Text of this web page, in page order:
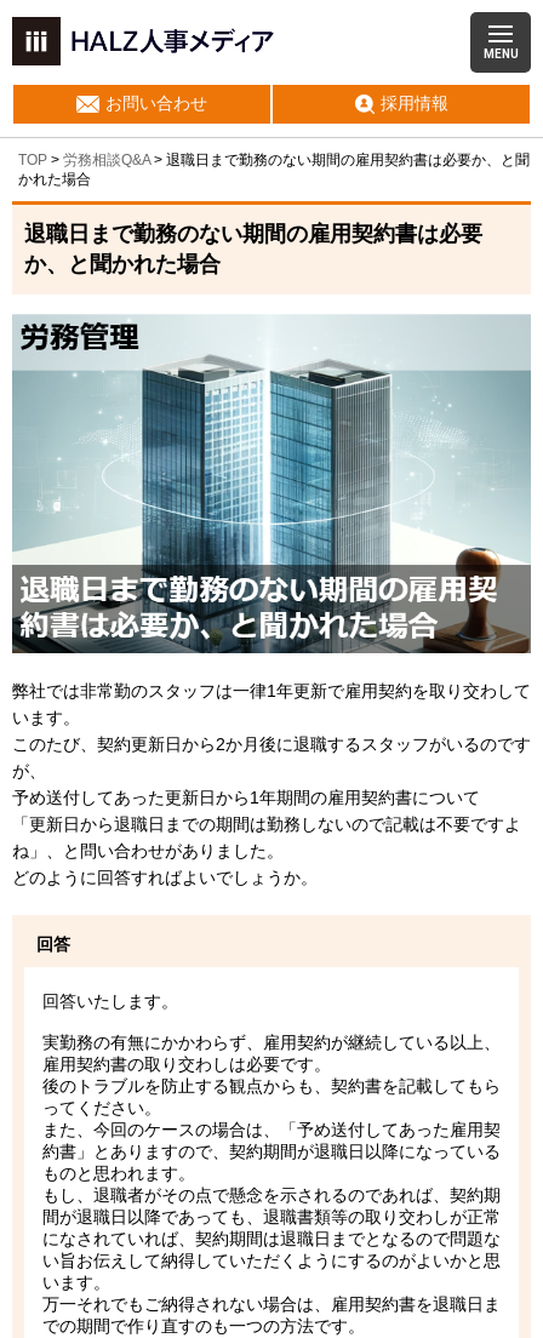
MENU
お問い合わせ 採用情報
TOP > 労務相談Q&A> 退職日まで勤務のない期間の雇用契約書は必要か、と聞
かれた場合
退職日まで勤務のない期間の雇用契約書は必要
か、と聞かれた場合
弊社では非常勤のスタッフは一律1年更新で雇用契約を取り交わして
います。
このたび、契約更新日から2か月後に退職するスタッフがいるのです
が、
予め送付してあった更新日から1年期間の雇用契約書について
「更新日から退職日までの期間は勤務しないので記載は不要ですよ
ね」、と問い合わせがありました。
どのように回答すればよいでしょうか。
回答
回答いたします。
実勤務の有無にかかわらず、雇用契約が継続している以上、
雇用契約書の取り交わしは必要です。
後のトラブルを防止する観点からも、契約書を記載してもら
ってください。
また、今回のケースの場合は、「予め送付してあった雇用契
約書」とありますので、契約期間が退職日以降になっている
ものと思われます。
もし、退職者がその点で懸念を示されるのであれば、契約期
間が退職日以降であっても、退職書類等の取り交わしが正常
になされていれば、契約期間は退職日までとなるので問題な
い旨お伝えして納得していただくようにするのがよいかと思
います。
万一それでもご納得されない場合は、雇用契約書を退職日ま
での期間で作り直すのも一つの方法です。